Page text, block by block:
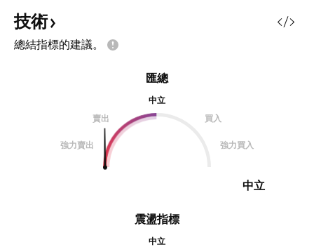
技術
總結指標的建議。
震盪指標
中立
匯總
中立
賣出
買入
強力賣出 強力買入
中立